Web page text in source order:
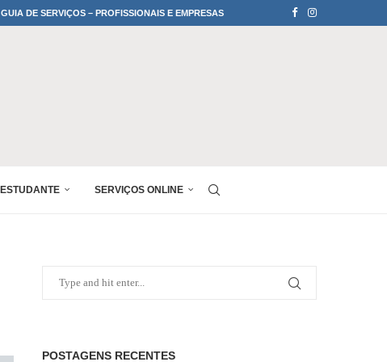
GUIA DE SERVIÇOS – PROFISSIONAIS E EMPRESAS
ESTUDANTE SERVIÇOS ONLINE
POSTAGENS RECENTES